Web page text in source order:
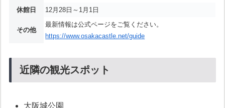
休館日
12月28日～1月1日
その他
最新情報は公式ページをご覧ください。
https://www.osakacastle.net/guide
近隣の観光スポット
大阪城公園